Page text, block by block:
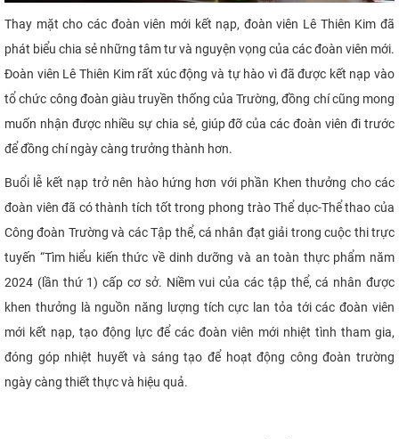
Thay mặt cho các đoàn viên mới kết nạp, đoàn viên Lê Thiên Kim đã
phát biểu chia sẻ những tâm tư và nguyện vọng của các đoàn viên mới.
Đoàn viên Lê Thiên Kim rất xúc động và tự hào vì đã được kết nạp vào
tổ chức công đoàn giàu truyền thống của Trường, đồng chí cũng mong
muốn nhận được nhiều sự chia sẻ, giúp đỡ của các đoàn viên đi trước
để đồng chí ngày càng trưởng thành hơn.
Buổi lễ kết nạp trở nên hào hứng hơn với phần Khen thưởng cho các
đoàn viên đã có thành tích tốt trong phong trào Thể dục-Thể thao của
Công đoàn Trường và các Tập thể, cá nhân đạt giải trong cuộc thi trực
tuyến “Tìm hiểu kiến thức về dinh dưỡng và an toàn thực phẩm năm
2024 (lần thứ 1) cấp cơ sở. Niềm vui của các tập thể, cá nhân được
khen thưởng là nguồn năng lượng tích cực lan tỏa tới các đoàn viên
mới kết nạp, tạo động lực để các đoàn viên mới nhiệt tình tham gia,
đóng góp nhiệt huyết và sáng tạo để hoạt động công đoàn trường
ngày càng thiết thực và hiệu quả.